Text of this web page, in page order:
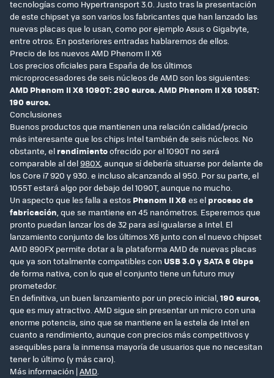
tecnologías como Hypertransport 3.0. Justo tras la presentación
de este chipset ya son varios los fabricantes que han lanzado las
nuevas placas que lo usan, como por ejemplo Asus o Gigabyte,
entre otros. En posteriores entradas hablaremos de ellos.
Precio de los nuevos AMD Phenom II X6
Los precios oficiales para España de los últimos
microprocesadores de seis núcleos de AMD son los siguientes:
AMD Phenom II X6 1090T: 290 euros. AMD Phenom II X6 1055T:
190 euros.
Conclusiones
Buenos productos que mantienen una relación calidad/precio
más interesante que los chips Intel también de seis núcleos. No
obstante, el rendimientoofrecido por el 1090T no será
comparable al del 980X, aunque sí debería situarse por delante de
los Core i7 920 y 930. e incluso alcanzando al 950. Por su parte, el
1055T estará algo por debajo del 1090T, aunque no mucho.
Un aspecto que les falla a estos Phenom II X6 es el proceso de
fabricación, que se mantiene en 45 nanómetros. Esperemos que
pronto puedan lanzar los de 32 para así igualarse a Intel. El
lanzamiento conjunto de los últimos X6 junto con el nuevo chipset
AMD 890FX permite dotar a la plataforma AMD de nuevas placas
que ya son totalmente compatibles con USB 3.0 y SATA 6 Gbps
de forma nativa, con lo que el conjunto tiene un futuro muy
prometedor.
En definitiva, un buen lanzamiento por un precio inicial,190 euros,
que es muy atractivo. AMD sigue sin presentar un micro con una
enorme potencia, sino que se mantiene en la estela de Intel en
cuanto a rendimiento, aunque con precios más competitivos y
asequibles para la inmensa mayoría de usuarios que no necesitan
tener lo último (y más caro).
Más información |AMD.